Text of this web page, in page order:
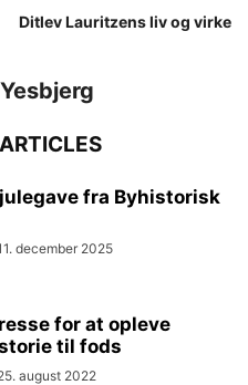
Ditlev Lauritzens liv og virke
Yesbjerg
fra Byhistorisk
december 2025
for at opleve
til fods
august 2022